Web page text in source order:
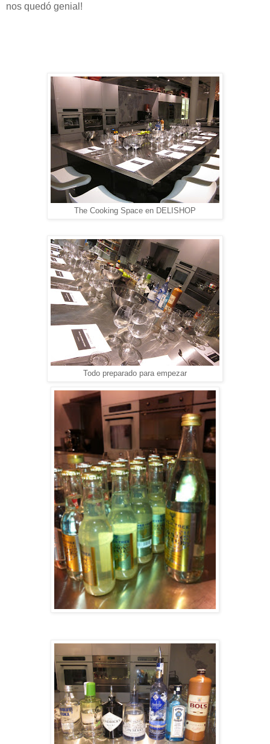
nos quedó genial!
The Cooking Space en DELISHOP
Todo preparado para empezar